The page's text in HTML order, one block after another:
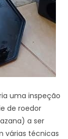
uma inspeção
de roedor
a ser
várias técnicas